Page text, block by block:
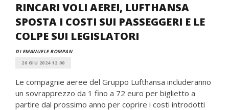
RINCARI VOLI AEREI, LUFTHANSA
SPOSTA I COSTI SUI PASSEGGERI E LE
COLPE SUI LEGISLATORI
DI EMANUELE BOMPAN
26 GIU 2024 12:00
Le compagnie aeree del Gruppo Lufthansa includeranno
un sovrapprezzo da 1 fino a 72 euro per biglietto a
partire dal prossimo anno per coprire i costi introdotti